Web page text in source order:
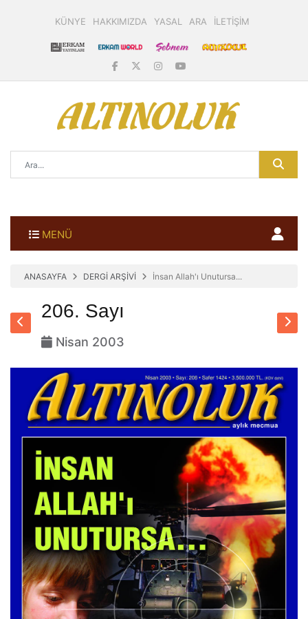
KÜNYE HAKKIMIZDA YASAL ARA İLETİŞİM
MENÜ
ANASAYFA DERGİ ARŞİVİ İnsan Allah'ı Unutursa...
206. Sayı
Nisan 2003